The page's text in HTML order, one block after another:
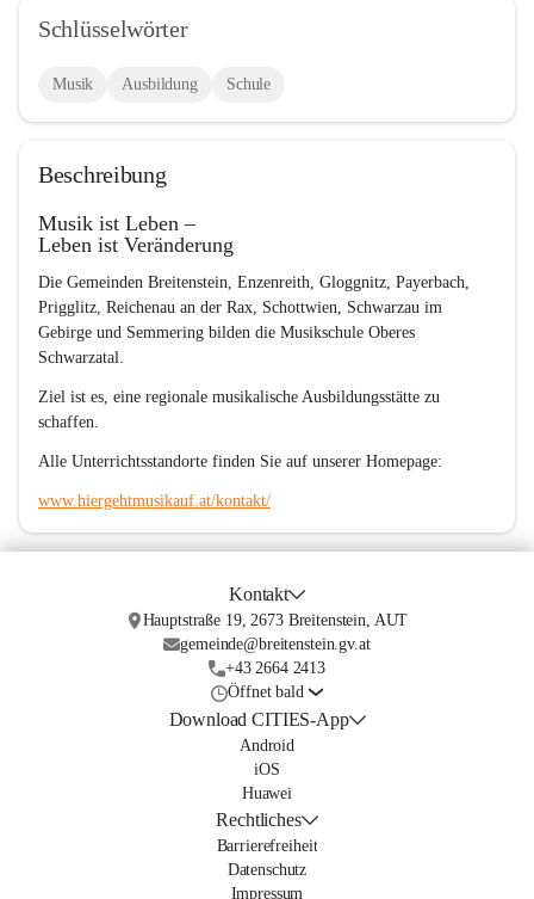
Schlüsselwörter
Musik Ausbildung Schule
Beschreibung
Musik ist Leben –
Leben ist Veränderung
Die Gemeinden Breitenstein, Enzenreith, Gloggnitz, Payerbach,
Prigglitz, Reichenau an der Rax, Schottwien, Schwarzau im
Gebirge und Semmering bilden die Musikschule Oberes
Schwarzatal.
Ziel ist es, eine regionale musikalische Ausbildungsstätte zu
schaffen.
Alle Unterrichtsstandorte finden Sie auf unserer Homepage:
www.hiergehtmusikauf.at/kontakt/
Kontakt
Hauptstraße 19, 2673 Breitenstein, AUT
gemeinde@breitenstein.gv.at
+43 2664 2413
Öffnet bald
Download CITIES-App
Android
iOS
Huawei
Rechtliches
Barrierefreiheit
Datenschutz
Impressum